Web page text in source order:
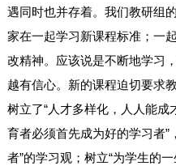
遇同时也并存着。我们教研组
家在一起学习新课程标准；一
改精神。应该说是不断地学习
越有信心。新的课程迫切要求
树立了“人才多样化，人人能成
育者必须首先成为好的学习者”
者”的学习观；树立“为学生的